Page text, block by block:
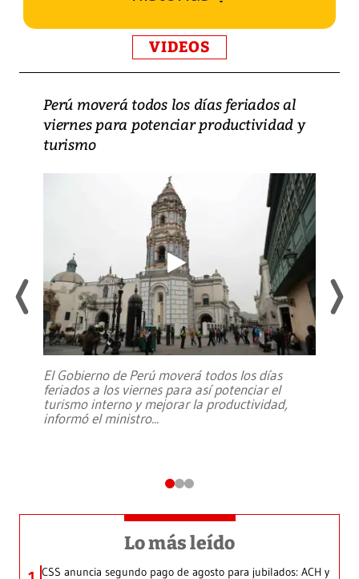
VIDEOS
Perú moverá todos los días feriados al
viernes para potenciar productividad y
turismo
El Gobierno de Perú moverá todos los días
feriados a los viernes para así potenciar el
turismo interno y mejorar la productividad,
informó el ministro...
Lo más leído
CSS anuncia segundo pago de agosto para jubilados: ACH y